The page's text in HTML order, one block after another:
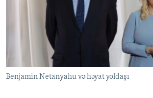
FOTOQALEREYA
İNFOQRAFIKA
KARIKATURA
AZƏRBAYCAN ƏDƏBIYYATI KITABXANASI
İSLAM VƏ DEMOKRATIYA
İZ - MƏDƏNIYYƏT PROQRAMI
HAQQIMIZDA
MISSIYAMIZ
PEŞƏ ETIKASI VƏ JURNALISTIKA
MATERIALLARIMIZDAN ISTIFADƏ
AZADLIQRADIOSU MOBIL TELEFONUNUZDA
RFE/RL-in bütün saytları
Benjamin Netanyahu və həyat yoldaşı